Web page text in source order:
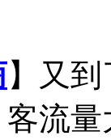
】又
流